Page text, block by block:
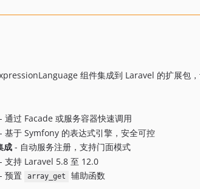
组件集成到 Laravel 的扩展包
- 通过 Facade 或服务容器快速调用
基于 Symfony 的表达式引擎，安全可控
成 - 自动服务注册，支持门面模式
- 支持 Laravel 5.8 至 12.0
- 预置 array_get 辅助函数